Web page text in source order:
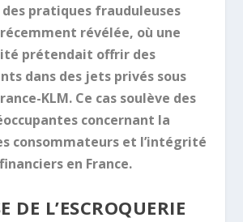
des pratiques frauduleuses
révélée, où une
prétendait offrir des
dans des jets privés sous
KLM. Ce cas soulève des
concernant la
consommateurs et l’intégrité
en France.
DE L’ESCROQUERIE